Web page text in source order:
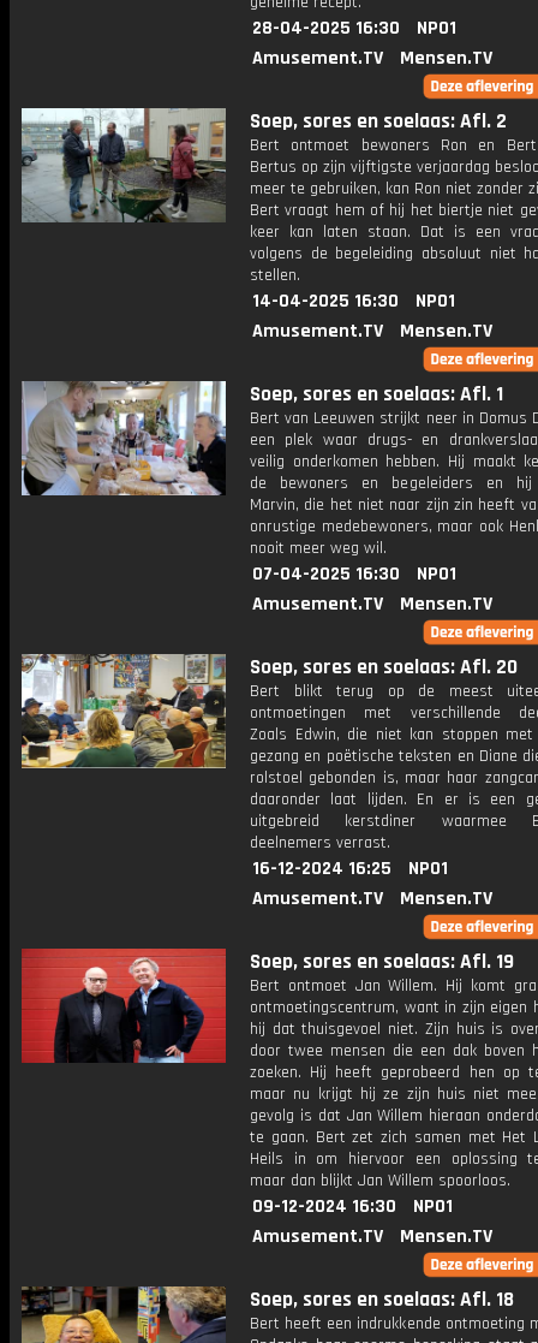
28-04-2025 16:30
NPO1
Amusement.TV
Mensen.TV
Soep, sores en soelaas: Afl. 2
Bert ontmoet bewoners Ron en
Bertus op zijn vijftigste verjaardag
meer te gebruiken, kan Ron niet zonder
Bert vraagt hem of hij het biertje niet
keer kan laten staan. Dat is een
volgens de begeleiding absoluut niet
stellen.
14-04-2025 16:30
NPO1
Amusement.TV
Mensen.TV
Soep, sores en soelaas: Afl. 1
Bert van Leeuwen strijkt neer in Domus
een plek waar drugs- en
veilig onderkomen hebben. Hij maakt
de bewoners en begeleiders en hij
Marvin, die het niet naar zijn zin heeft
onrustige medebewoners, maar ook
nooit meer weg wil.
07-04-2025 16:30
NPO1
Amusement.TV
Mensen.TV
Soep, sores en soelaas: Afl. 20
Bert blikt terug op de meest
ontmoetingen met verschillende
Zoals Edwin, die niet kan stoppen
gezang en poëtische teksten en Diane
rolstoel gebonden is, maar haar
daaronder laat lijden. En er is een
uitgebreid kerstdiner waarmee
deelnemers verrast.
16-12-2024 16:25
NPO1
Amusement.TV
Mensen.TV
Soep, sores en soelaas: Afl. 19
Bert ontmoet Jan Willem. Hij komt
ontmoetingscentrum, want in zijn eigen
hij dat thuisgevoel niet. Zijn huis is
door twee mensen die een dak boven
zoeken. Hij heeft geprobeerd hen op
maar nu krijgt hij ze zijn huis niet
gevolg is dat Jan Willem hieraan
te gaan. Bert zet zich samen met Het
Heils in om hiervoor een oplossing
maar dan blijkt Jan Willem spoorloos.
09-12-2024 16:30
NPO1
Amusement.TV
Mensen.TV
Soep, sores en soelaas: Afl. 18
Bert heeft een indrukkende ontmoeting